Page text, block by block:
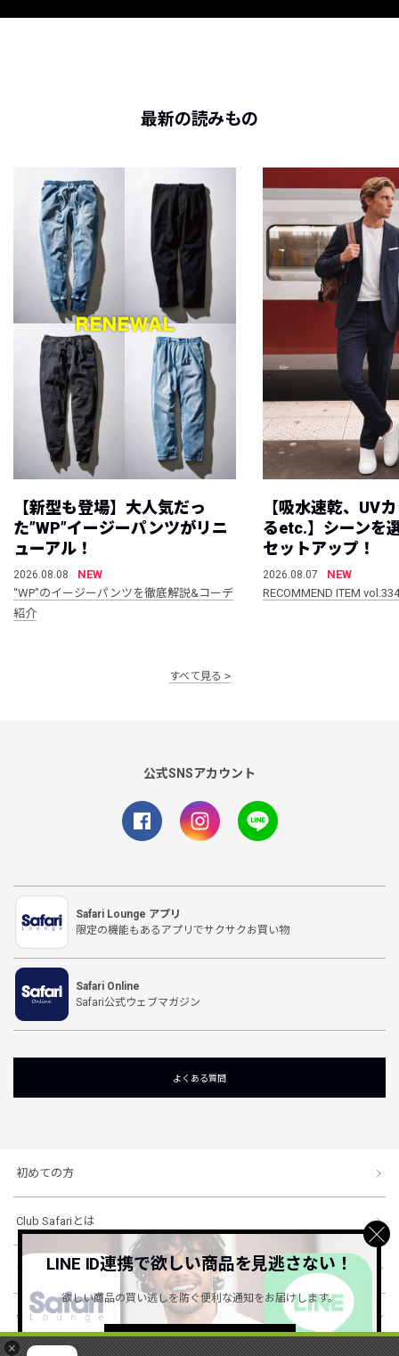
×
最新の読みもの
【新型も登場】大人気だっ
た”WP”イージーパンツがリニ
ューアル！
2026.08.08
NEW
“WP”のイージーパンツを徹底解説&コーデ
紹介
【吸水速乾、UV
るetc.】シーンを
セットアップ！
2026.08.07
NEW
RECOMMEND ITEM vol.334
すべて見る
公式SNSアカウント
Safari Lounge アプリ
限定の機能もあるアプリでサクサクお買い物
Safari Online
Safari公式ウェブマガジン
よくある質問
初めての方
Club Safariとは
ショッピングガイド
会社概要・規約
LINE ID連携で欲しい商品を見逃さない！
欲しい商品の買い逃しを防ぐ便利な通知をお届けします。
詳しくはこちら ＞